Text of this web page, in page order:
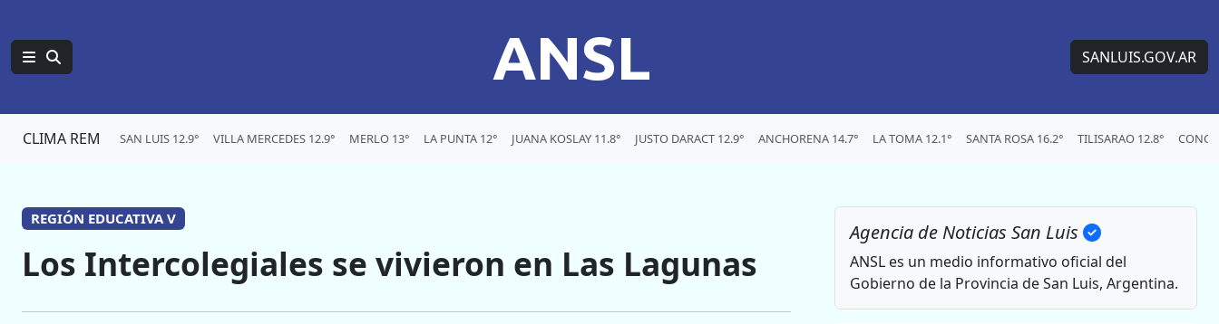
ANSL SANLUIS.GOV.AR
CLIMA REM SAN LUIS 12.9° VILLA MERCEDES 12.9° MERLO 13° LA PUNTA 12° JUANA KOSLAY 11.8° JUSTO DARACT 12.9° ANCHORENA 14.7° LA TOMA 12.1° SANTA ROSA 16.2° TILISARAO 12.8°
REGIÓN EDUCATIVA V
Los Intercolegiales se vivieron en Las Lagunas
Agencia de Noticias San Luis
ANSL es un medio informativo oficial del
Gobierno de la Provincia de San Luis, Argentina.